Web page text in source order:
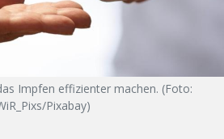
Impfen effizienter machen. (Foto:
Pixabay)